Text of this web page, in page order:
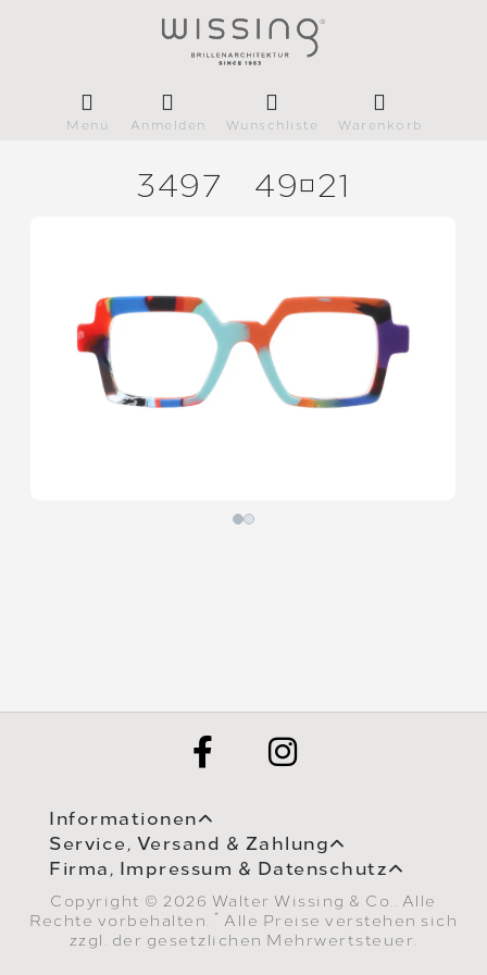
Menü Anmelden Wunschliste Warenkorb
3497 4921
Informationen
Service, Versand & Zahlung
Firma, Impressum & Datenschutz
Copyright © 2026 Walter Wissing & Co.. Alle
Rechte vorbehalten.
* Alle Preise verstehen sich
zzgl. der gesetzlichen Mehrwertsteuer.